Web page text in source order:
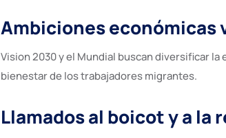
Ambiciones económicas
Vision 2030 y el Mundial buscan diversificar
bienestar de los trabajadores migrantes.
Llamados al boicot y a la